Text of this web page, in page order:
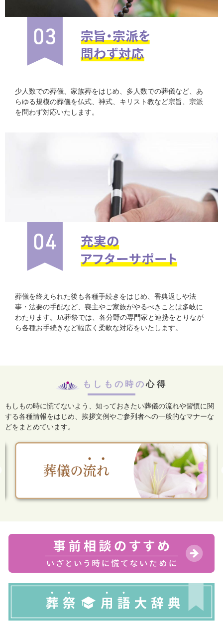
少人数での葬儀、家族葬をはじめ、多人数での葬儀など、あ
らゆる規模の葬儀を仏式、神式、キリスト教など宗旨、宗派
を問わず対応いたします。
葬儀を終えられた後も各種手続きをはじめ、香典返しや法
事・法要の手配など、喪主やご家族がやるべきことは多岐に
わたります。JA葬祭では、各分野の専門家と連携をとりなが
ら各種お手続きなど幅広く柔軟な対応をいたします。
もしもの時の心得
もしもの時に慌てないよう、知っておきたい葬儀の流れや習慣に関
する各種情報をはじめ、 挨拶文例やご参列者への一般的なマナーな
どをまとめています。